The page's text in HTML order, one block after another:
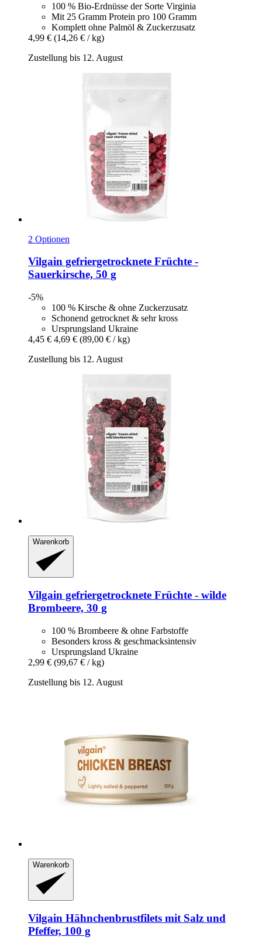
100 % Bio-Erdnüsse der Sorte Virginia
Mit 25 Gramm Protein pro 100 Gramm
Komplett ohne Palmöl & Zuckerzusatz
4,99 € (14,26 € / kg)
Zustellung bis 12. August
2 Optionen
Vilgain gefriergetrocknete Früchte -​
Sauerkirsche, 50 g
-5%
100 % Kirsche & ohne Zuckerzusatz
Schonend getrocknet & sehr kross
Ursprungsland Ukraine
4,45 € 4,69 € (89,00 € / kg)
Zustellung bis 12. August
Warenkorb
Vilgain gefriergetrocknete Früchte -​ wilde
Brombeere, 30 g
100 % Brombeere & ohne Farbstoffe
Besonders kross & geschmacksintensiv
Ursprungsland Ukraine
2,99 € (99,67 € / kg)
Zustellung bis 12. August
Warenkorb
Vilgain Hähnchenbrustfilets mit Salz und
Pfeffer, 100 g